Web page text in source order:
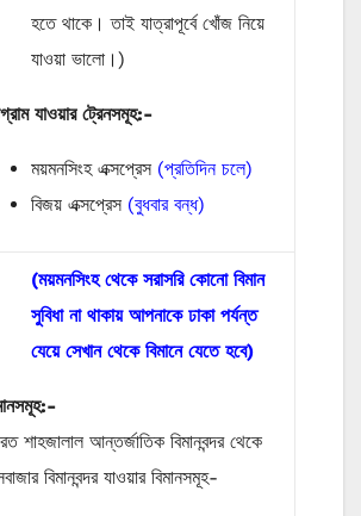
হতে থাকে। তাই যাত্রাপূর্বে খোঁজ নিয়ে
যাওয়া ভালো।)
যাওয়ার ট্রেনসমূহ:-
ময়মনসিংহ এক্সপ্রেস (প্রতিদিন চলে)
বিজয় এক্সপ্রেস (বুধবার বন্ধ)
(ময়মনসিংহ থেকে সরাসরি কোনো বিমান
সুবিধা না থাকায় আপনাকে ঢাকা পর্যন্ত
যেয়ে সেখান থেকে বিমানে যেতে হবে)
শাহজালাল আন্তর্জাতিক বিমানবন্দর থেকে
বিমানবন্দর যাওয়ার বিমানসমূহ-